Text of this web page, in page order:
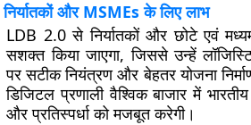
निर्यातकों और MSMEs के लिए लाभ
LDB 2.0 से निर्यातकों और छोटे एवं
सशक्त किया जाएगा, जिससे उन्हें
पर सटीक नियंत्रण और बेहतर योजना
डिजिटल प्रणाली वैश्विक बाजार में भारतीय
और प्रतिस्पर्धा को मजबूत करेगी।